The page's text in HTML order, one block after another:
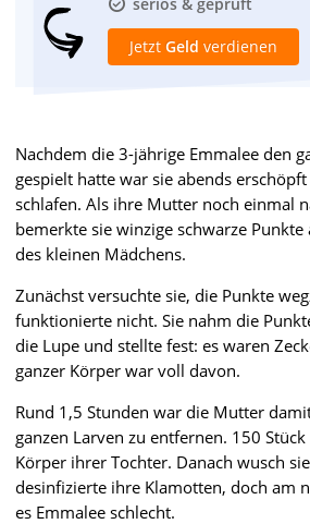
Jetzt Geld verdienen
Nachdem die 3-jährige Emmalee den
gespielt hatte war sie abends
schlafen. Als ihre Mutter noch einmal
bemerkte sie winzige schwarze
des kleinen Mädchens.
Zunächst versuchte sie, die Punkte
funktionierte nicht. Sie nahm die
die Lupe und stellte fest: es waren
ganzer Körper war voll davon.
Rund 1,5 Stunden war die Mutter
ganzen Larven zu entfernen. 150
Körper ihrer Tochter. Danach wusch
desinfizierte ihre Klamotten, doch am
es Emmalee schlecht.